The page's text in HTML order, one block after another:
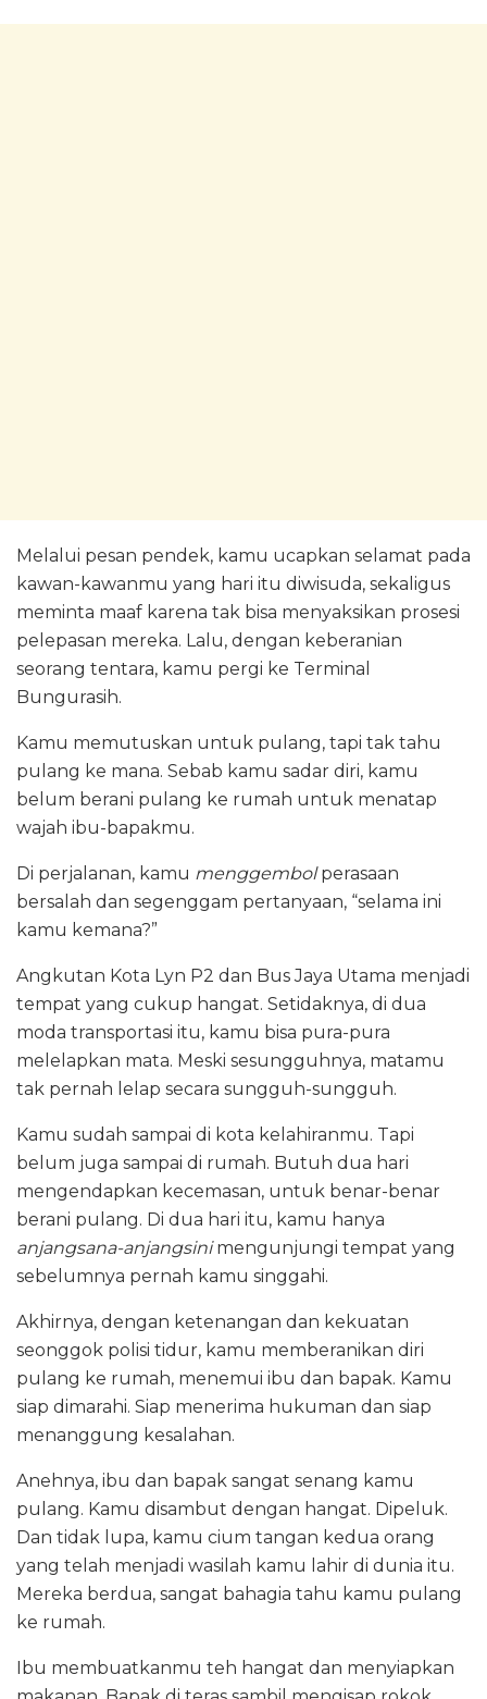
Melalui pesan pendek, kamu ucapkan selamat pada
kawan-kawanmu yang hari itu diwisuda, sekaligus
meminta maaf karena tak bisa menyaksikan prosesi
pelepasan mereka. Lalu, dengan keberanian
seorang tentara, kamu pergi ke Terminal
Bungurasih.
Kamu memutuskan untuk pulang, tapi tak tahu
pulang ke mana. Sebab kamu sadar diri, kamu
belum berani pulang ke rumah untuk menatap
wajah ibu-bapakmu.
Di perjalanan, kamu menggembolperasaan
bersalah dan segenggam pertanyaan, “selama ini
kamu kemana?”
Angkutan Kota Lyn P2 dan Bus Jaya Utama menjadi
tempat yang cukup hangat. Setidaknya, di dua
moda transportasi itu, kamu bisa pura-pura
melelapkan mata. Meski sesungguhnya, matamu
tak pernah lelap secara sungguh-sungguh.
Kamu sudah sampai di kota kelahiranmu. Tapi
belum juga sampai di rumah. Butuh dua hari
mengendapkan kecemasan, untuk benar-benar
berani pulang. Di dua hari itu, kamu hanya
anjangsana-anjangsinimengunjungi tempat yang
sebelumnya pernah kamu singgahi.
Akhirnya, dengan ketenangan dan kekuatan
seonggok polisi tidur, kamu memberanikan diri
pulang ke rumah, menemui ibu dan bapak. Kamu
siap dimarahi. Siap menerima hukuman dan siap
menanggung kesalahan.
Anehnya, ibu dan bapak sangat senang kamu
pulang. Kamu disambut dengan hangat. Dipeluk.
Dan tidak lupa, kamu cium tangan kedua orang
yang telah menjadi wasilah kamu lahir di dunia itu.
Mereka berdua, sangat bahagia tahu kamu pulang
ke rumah.
Ibu membuatkanmu teh hangat dan menyiapkan